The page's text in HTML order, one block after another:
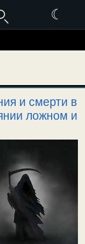
☾
и смерти в
ложном и